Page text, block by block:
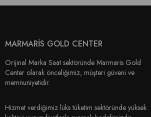
MARMARİS GOLD CENTER
Orijinal Marka Saat sektöründe Marmaris Gold
Center olarak önceliğimiz, müşteri güveni ve
memnuniyetidir.
Hizmet verdiğimiz lüks tüketim sektöründe yüksek